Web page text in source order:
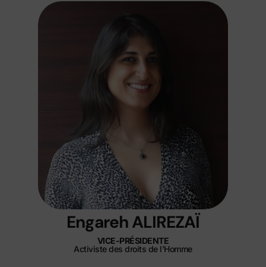
Engareh ALIREZAÏ
VICE-PRÉSIDENTE
Activiste des droits de l'Homme